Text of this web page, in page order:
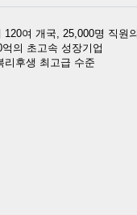
여 개국​, 25,000명 직원
의 초고속 성장기업
리후생 최고급 수준